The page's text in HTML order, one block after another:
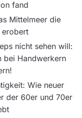
fand
Mittelmeer die
erobert
nicht sehen will:
bei Handwerkern
Wie neuer
der 60er und 70er